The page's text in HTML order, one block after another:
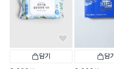
담기 담기